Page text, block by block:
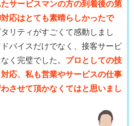
サービスマンの方の到着後の第
応はとても素晴らしかったで
リティがすごくて感動しまし
バイスだけでなく、接客サービ
く完璧でした。 プロとしての技
応、私も営業やサービスの仕事
させて頂かなくてはと思いまし